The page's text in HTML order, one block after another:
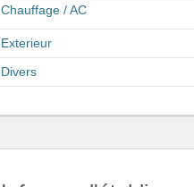
Chauffage / AC
Exterieur
Divers